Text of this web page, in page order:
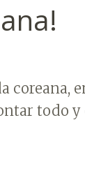
coreana,
todo